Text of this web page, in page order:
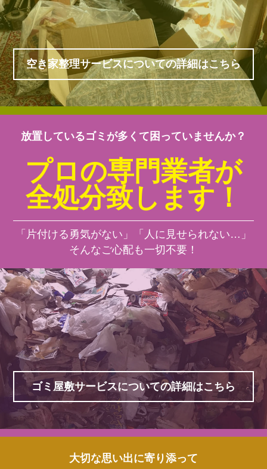
空き家整理サービスについての詳細はこちら
放置しているゴミが多くて困っていませんか？
プロの専門業者が
全処分致します！
「片付ける勇気がない」「人に見せられない…」
そんなご心配も一切不要！
ゴミ屋敷サービスについての詳細はこちら
大切な思い出に寄り添って